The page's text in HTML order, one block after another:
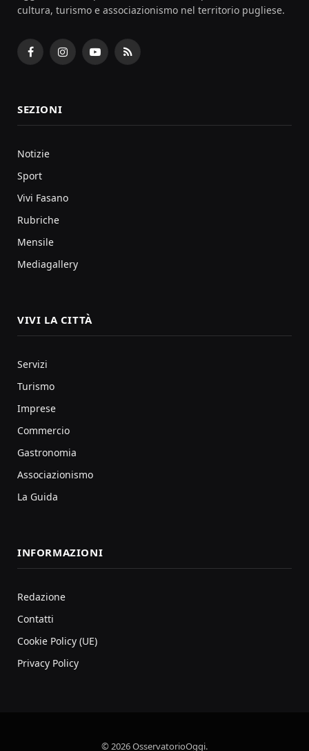
cultura, turismo e associazionismo nel territorio pugliese.
FacebookInstagramYouTubeRSS
SEZIONI
Notizie
Sport
Vivi Fasano
Rubriche
Mensile
Mediagallery
VIVI LA CITTÀ
Servizi
Turismo
Imprese
Commercio
Gastronomia
Associazionismo
La Guida
INFORMAZIONI
Redazione
Contatti
Cookie Policy (UE)
Privacy Policy
© 2026 OsservatorioOggi.